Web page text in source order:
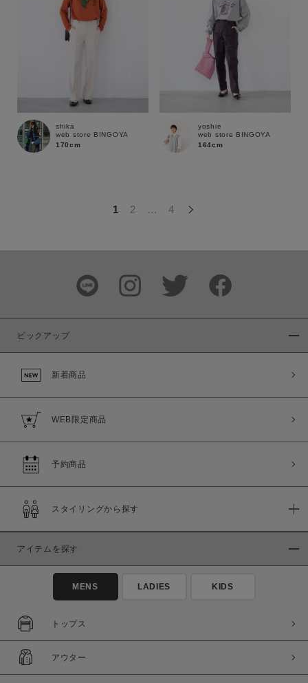
shika
web store BINGOYA
170cm
yoshie
web store BINGOYA
164cm
1 2 … 4
ピックアップ
新着商品
WEB限定商品
予約商品
スタイリングから探す
アイテムを探す
MENS LADIES KIDS
トップス
アウター